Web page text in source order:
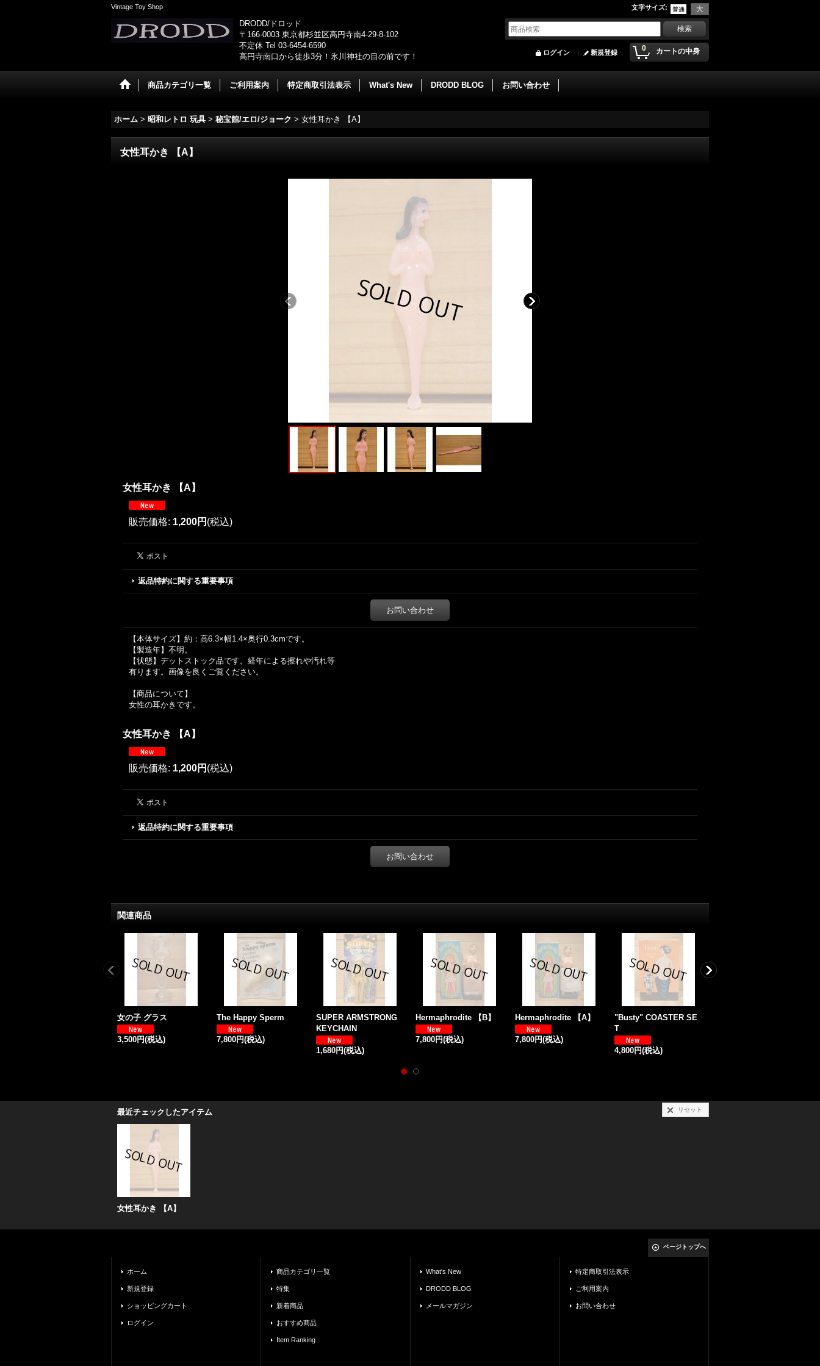
Vintage Toy Shop 文字サイズ:
DRODD/ドロッド
〒166-0003 東京都杉並区高円寺南4-29-8-102
不定休 Tel 03-6454-6590
高円寺南口から徒歩3分！氷川神社の目の前です！
0 カートの中身
ログイン 新規登録
商品カテゴリ一覧 ご利用案内 特定商取引法表示 What's New DRODD BLOG お問い合わせ
ホーム > 昭和レトロ 玩具 > 秘宝館/エロ/ジョーク > 女性耳かき 【A】
女性耳かき 【A】
女性耳かき 【A】
販売価格: 1,200円 (税込)
返品特約に関する重要事項
お問い合わせ
【本体サイズ】約：高6.3×幅1.4×奥行0.3cmです。
【製造年】不明。
【状態】デットストック品です。経年による擦れや汚れ等
有ります。画像を良くご覧ください。
【商品について】
女性の耳かきです。
女性耳かき 【A】
販売価格: 1,200円 (税込)
返品特約に関する重要事項
お問い合わせ
関連商品
女の子 グラス
3,500円(税込)
The Happy Sperm
7,800円(税込)
SUPER ARMSTRONG
KEYCHAIN
1,680円(税込)
Hermaphrodite 【B】
7,800円(税込)
Hermaphrodite 【A】
7,800円(税込)
"Busty" COASTER SE
T
4,800円(税込)
最近チェックしたアイテム リセット
女性耳かき 【A】
ページトップへ
ホーム
新規登録
ショッピングカート
ログイン
商品カテゴリ一覧
特集
新着商品
おすすめ商品
Item Ranking
What's New
DRODD BLOG
メールマガジン
特定商取引法表示
ご利用案内
お問い合わせ